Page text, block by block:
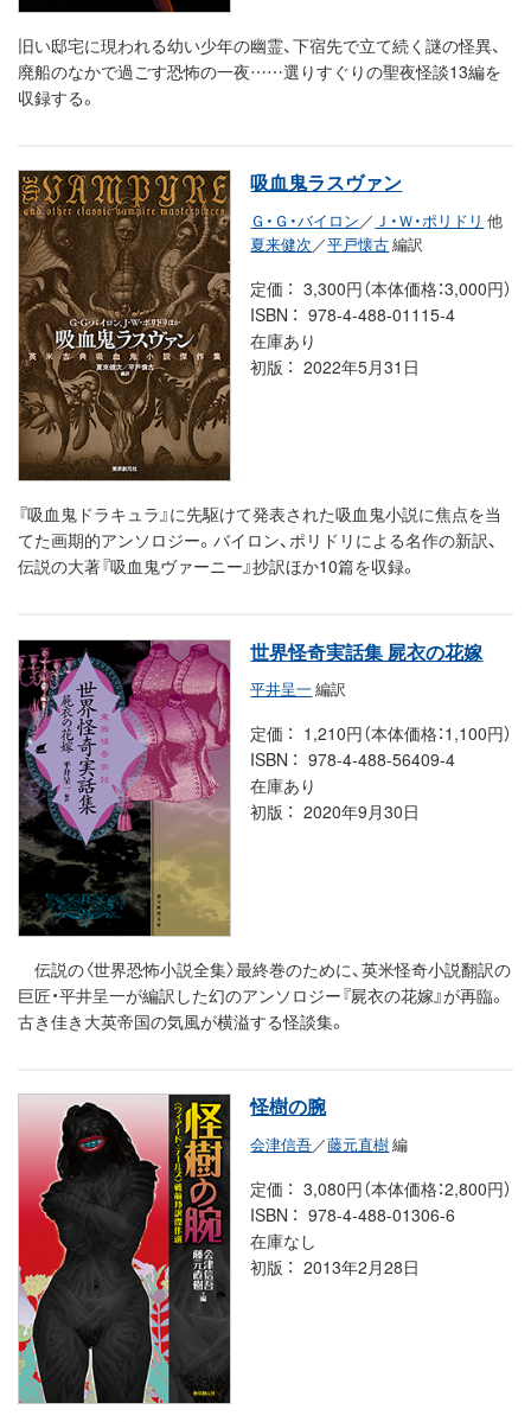
旧い邸宅に現われる幼い少年の幽霊、下宿先で立て続く謎の怪異、
廃船のなかで過ごす恐怖の一夜……選りすぐりの聖夜怪談13編を
収録する。
吸血鬼ラスヴァン
Ｇ・Ｇ・バイロン／ Ｊ・Ｗ・ポリドリ 他
夏来健次／平戸懐古編訳
定価
3,300円（本体価格：3,000円）
ISBN
978-4-488-01115-4
在庫あり
初版
2022年5月31日
『吸血鬼ドラキュラ』に先駆けて発表された吸血鬼小説に焦点を当
てた画期的アンソロジー。バイロン、ポリドリによる名作の新訳、
伝説の大著『吸血鬼ヴァーニー』抄訳ほか10篇を収録。
世界怪奇実話集 屍衣の花嫁
平井呈一編訳
定価
1,210円（本体価格：1,100円）
ISBN
978-4-488-56409-4
在庫あり
初版
2020年9月30日
伝説の〈世界恐怖小説全集〉最終巻のために、英米怪奇小説翻訳の
巨匠・平井呈一が編訳した幻のアンソロジー『屍衣の花嫁』が再臨。
古き佳き大英帝国の気風が横溢する怪談集。
怪樹の腕
会津信吾／藤元直樹編
定価
3,080円（本体価格：2,800円）
ISBN
978-4-488-01306-6
在庫なし
初版
2013年2月28日